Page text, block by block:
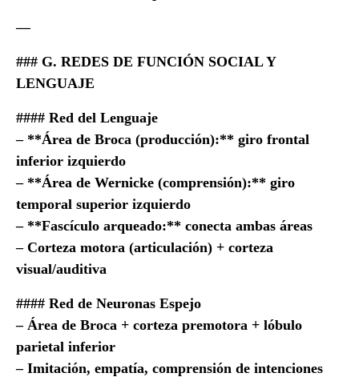
—
### G. REDES DE FUNCIÓN SOCIAL Y
LENGUAJE
#### Red del Lenguaje
– **Área de Broca (producción):** giro frontal
inferior izquierdo
– **Área de Wernicke (comprensión):** giro
temporal superior izquierdo
– **Fascículo arqueado:** conecta ambas áreas
– Corteza motora (articulación) + corteza
visual/auditiva
#### Red de Neuronas Espejo
– Área de Broca + corteza premotora + lóbulo
parietal inferior
– Imitación, empatía, comprensión de intenciones